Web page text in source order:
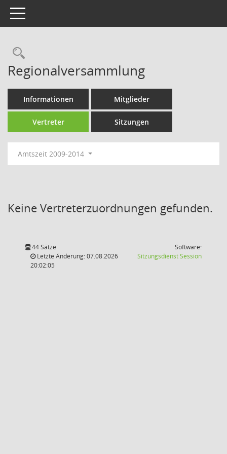
Toggle navigation
Rechercheauswahl
Regionalversammlung
Informationen Mitglieder
Vertreter Sitzungen
Amtszeit 2009-2014
Keine Vertreterzuordnungen gefunden.
44 Sätze
Letzte Änderung: 07.08.2026
20:02:05
Software:
SitzungsdienstSession(Wird in